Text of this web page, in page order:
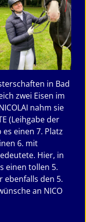
in Bad
zwei Eisen im
nahm sie
(Leihgabe der
einen 7. Platz
6. mit
Hier, in
einen tollen 5.
ebenfalls den 5.
an NICO